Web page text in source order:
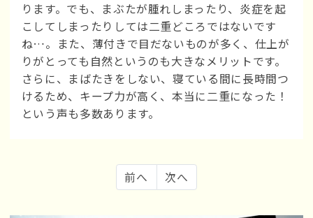
ります。でも、まぶたが腫れしまったり、炎症を起
こしてしまったりしては二重どころではないです
ね…。また、薄付きで目だないものが多く、仕上が
りがとっても自然というのも大きなメリットです。
さらに、まばたきをしない、寝ている間に長時間つ
けるため、キープ力が高く、本当に二重になった！
という声も多数あります。
前へ 次へ